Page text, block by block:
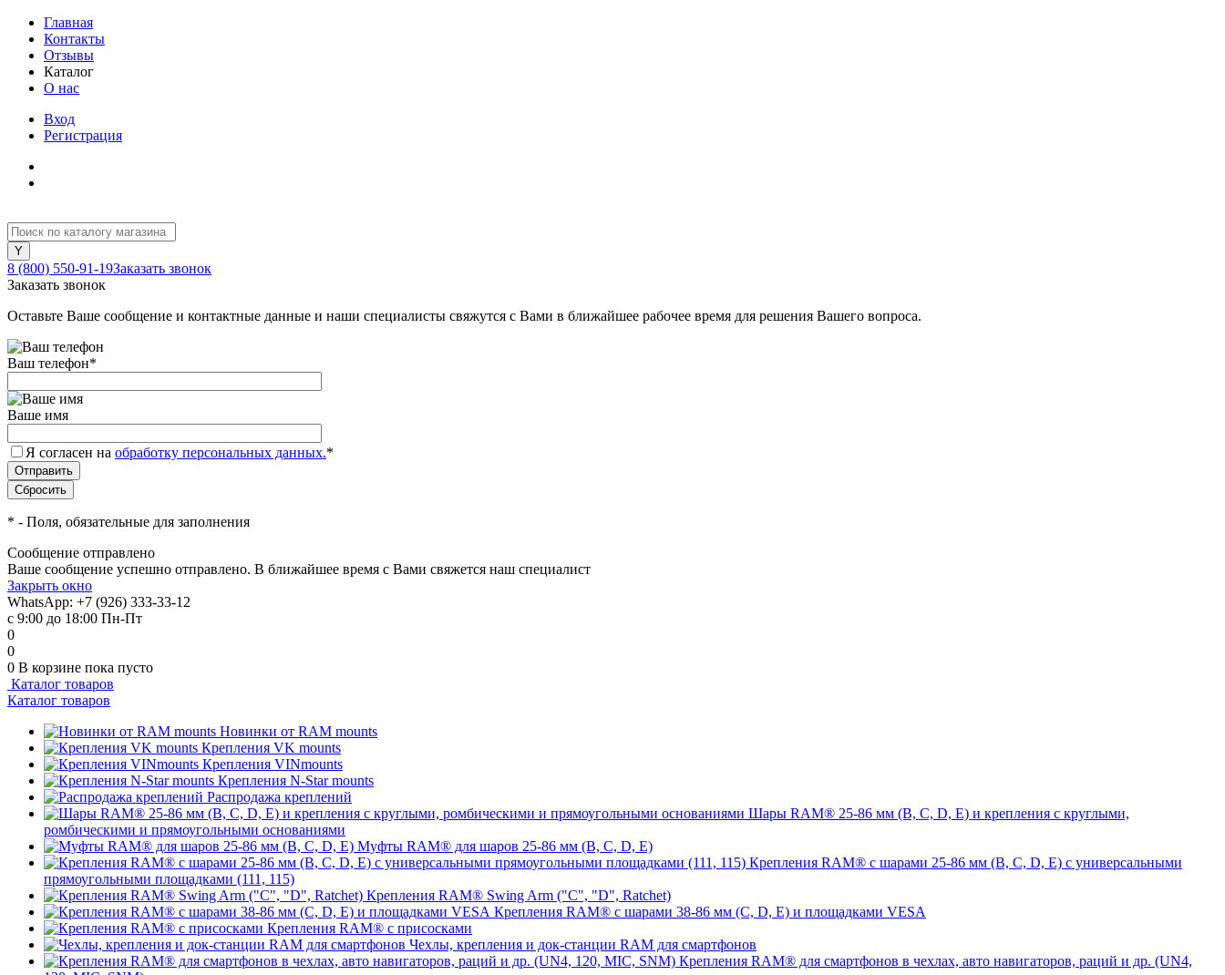
Главная
Контакты
Отзывы
Каталог
О нас
Вход
Регистрация
8 (800) 550-91-19Заказать звонок
Заказать звонок
Оставьте Ваше сообщение и контактные данные и наши специалисты свяжутся с Вами в ближайшее рабочее время для решения Вашего вопроса.
Ваш телефон*
Ваше имя
Я согласен на обработку персональных данных.*
* - Поля, обязательные для заполнения
Сообщение отправлено
Ваше сообщение успешно отправлено. В ближайшее время с Вами свяжется наш специалист
Закрыть окно
WhatsApp: +7 (926) 333-33-12
с 9:00 до 18:00 Пн-Пт
0
0
0 В корзине пока пусто
Каталог товаров
Каталог товаров
Новинки от RAM mounts
Крепления VK mounts
Крепления VINmounts
Крепления N-Star mounts
Распродажа креплений
Шары RAM® 25-86 мм (B, C, D, E) и крепления с круглыми,
ромбическими и прямоугольными основаниями
Муфты RAM® для шаров 25-86 мм (B, C, D, E)
Крепления RAM® с шарами 25-86 мм (B, C, D, E) с универсальными
прямоугольными площадками (111, 115)
Крепления RAM® Swing Arm ("C", "D", Ratchet)
Крепления RAM® с шарами 38-86 мм (C, D, E) и площадками VESA
Крепления RAM® с присосками
Чехлы, крепления и док-станции RAM для смартфонов
Крепления RAM® для смартфонов в чехлах, авто навигаторов, раций и др. (UN4,